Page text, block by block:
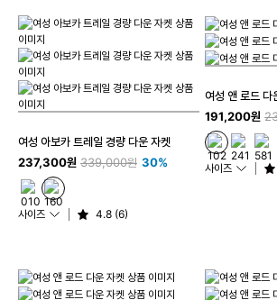
여성 아보카 트레일 경량 다운 자켓
237,300원 339,000원 30%
사이즈 4.8 (6)
여성 앤 로드 다
191,200원
사이즈